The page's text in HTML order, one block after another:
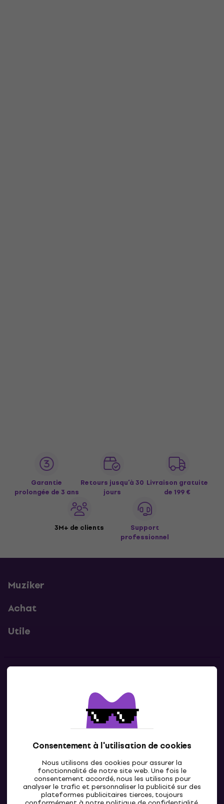
Consentement à l'utilisation de cookies
Nous utilisons des cookies pour assurer la
fonctionnalité de notre site web. Une fois le
consentement accordé, nous les utilisons pour
analyser le trafic et personnaliser la publicité sur des
plateformes publicitaires tierces, toujours
Garantie
prolongée de 3 ans
Retours jusqu’à 30
jours
Livraison gratuite
de 199 €
3M+ de clients
Support
professionnel
Muziker
Achat
Utile
Contacte nous
LU